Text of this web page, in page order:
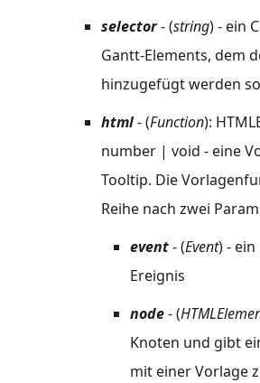
selector- (string) - ein
Gantt-Elements, dem
hinzugefügt werden
html- (Function):
number | void - eine
Tooltip. Die
Reihe nach zwei
event- (Event) -
Ereignis
node- (
Knoten und gibt
mit einer Vorlage